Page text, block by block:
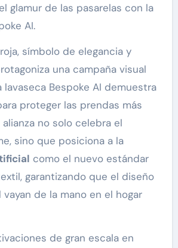
glamur de las pasarelas con la
AI.
símbolo de elegancia y
una campaña visual
lavaseca Bespoke AI demuestra
proteger las prendas más
no solo celebra el
sino que posiciona a la
como el nuevo estándar
garantizando que el diseño
de la mano en el hogar
de gran escala en